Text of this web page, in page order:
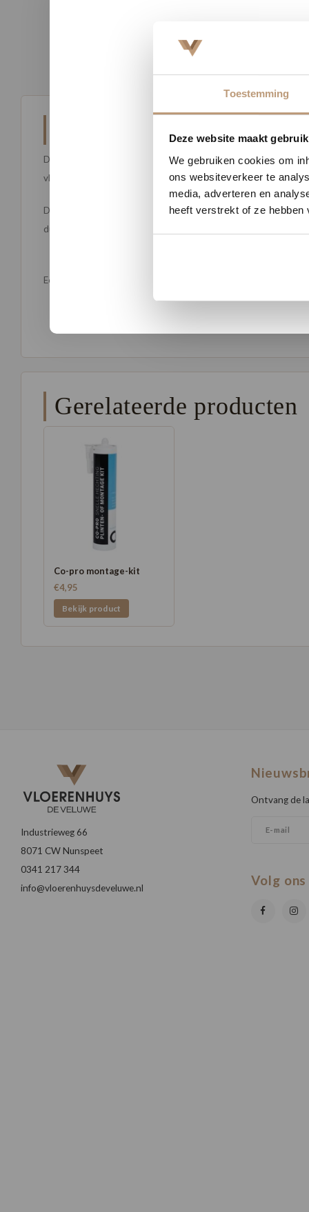
Nu
Toestemming
Deze website maakt
We gebruiken cookies om
ons websiteverkeer te
media, adverteren en
heeft verstrekt of ze
Beschrijving
Deze PVC overzettreden set is ontworpen om een perfect
vloer, waardoor de vloer eenvoudig doorgelegd kan worden op
De overzettreden zijn voorzien van een gepatenteerd systeem
duurzaam en geschikt voor intensief dagelijks gebruik.
Eén verpakking bevat:
Gerelateerde producten
Co-pro montage-kit
€4,95
Bekijk product
Industrieweg 66
8071 CW Nunspeet
0341 217 344
info@vloerenhuysdeveluwe.nl
Ontvang de
Volg ons